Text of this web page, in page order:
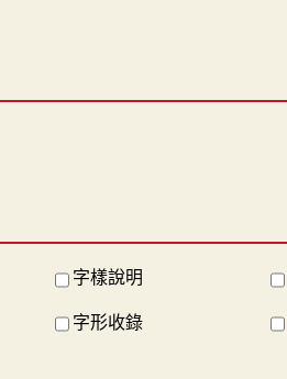
字樣說明
字形收錄